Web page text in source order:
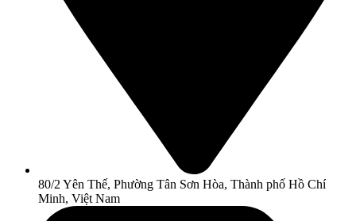
80/2 Yên Thế, Phường Tân Sơn Hòa, Thành phố Hồ Chí
Minh, Việt Nam